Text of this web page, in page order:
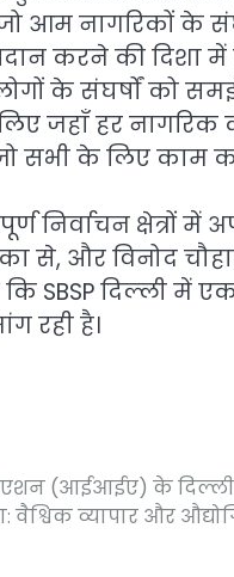
जो आम नागरिकों के
करने की दिशा
के संघर्षों को
जहाँ हर नागरिक
सभी के लिए काम
निर्वाचन क्षेत्रों में
से, और विनोद
SBSP दिल्ली में
रही है।
(आईआईए) के
वैश्विक व्यापार और